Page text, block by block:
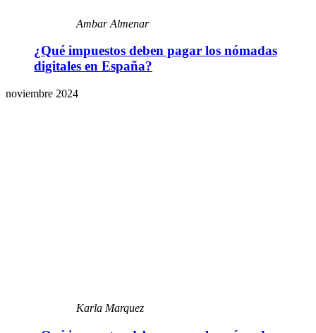
Ambar Almenar
¿Qué impuestos deben pagar los nómadas
digitales en España?
noviembre 2024
Karla Marquez